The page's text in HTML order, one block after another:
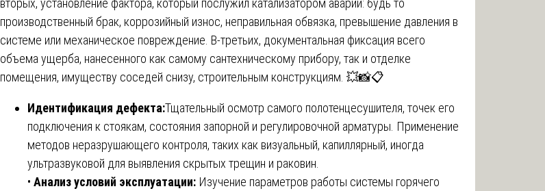
вторых, установление фактора, который послужил катализатором аварии: будь то
производственный брак, коррозийный износ, неправильная обвязка, превышение давления в
системе или механическое повреждение. В-третьих, документальная фиксация всего
объема ущерба, нанесенного как самому сантехническому прибору, так и отделке
помещения, имуществу соседей снизу, строительным конструкциям. 💥📸📋
Идентификация дефекта:Тщательный осмотр самого полотенцесушителя, точек его
подключения к стоякам, состояния запорной и регулировочной арматуры. Применение
методов неразрушающего контроля, таких как визуальный, капиллярный, иногда
ультразвуковой для выявления скрытых трещин и раковин.
• Анализ условий эксплуатации: Изучение параметров работы системы горячего